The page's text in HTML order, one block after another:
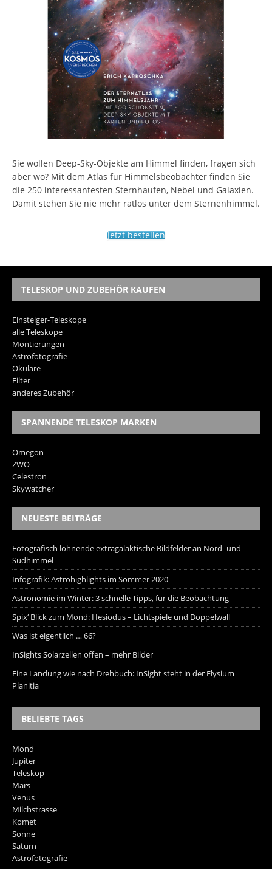
Sie wollen Deep-Sky-Objekte am Himmel finden, fragen sich
aber wo? Mit dem Atlas für Himmelsbeobachter finden Sie
die 250 interessantesten Sternhaufen, Nebel und Galaxien.
Damit stehen Sie nie mehr ratlos unter dem Sternenhimmel.
Jetzt bestellen
TELESKOP UND ZUBEHÖR KAUFEN
Einsteiger-Teleskope
alle Teleskope
Montierungen
Astrofotografie
Okulare
Filter
anderes Zubehör
SPANNENDE TELESKOP MARKEN
Omegon
ZWO
Celestron
Skywatcher
NEUESTE BEITRÄGE
Fotografisch lohnende extragalaktische Bildfelder an Nord- und
Südhimmel
Infografik: Astrohighlights im Sommer 2020
Astronomie im Winter: 3 schnelle Tipps, für die Beobachtung
Spix‘ Blick zum Mond: Hesiodus – Lichtspiele und Doppelwall
Was ist eigentlich … 66?
InSights Solarzellen offen – mehr Bilder
Eine Landung wie nach Drehbuch: InSight steht in der Elysium
Planitia
BELIEBTE TAGS
Mond
Jupiter
Teleskop
Mars
Venus
Milchstrasse
Komet
Sonne
Saturn
Astrofotografie